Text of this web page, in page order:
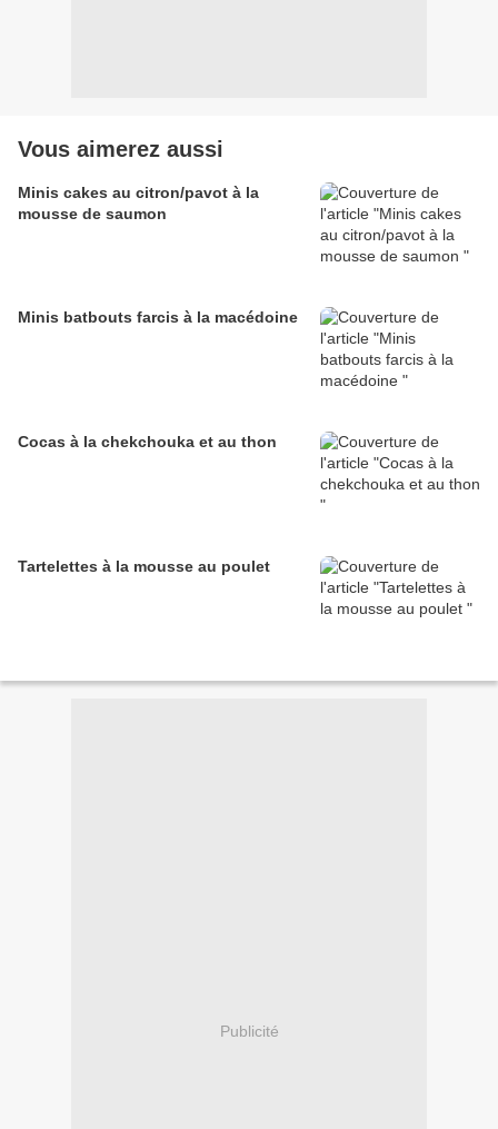
Vous aimerez aussi
Minis cakes au citron/pavot à la
mousse de saumon
Minis batbouts farcis à la macédoine
Cocas à la chekchouka et au thon
Tartelettes à la mousse au poulet
Publicité